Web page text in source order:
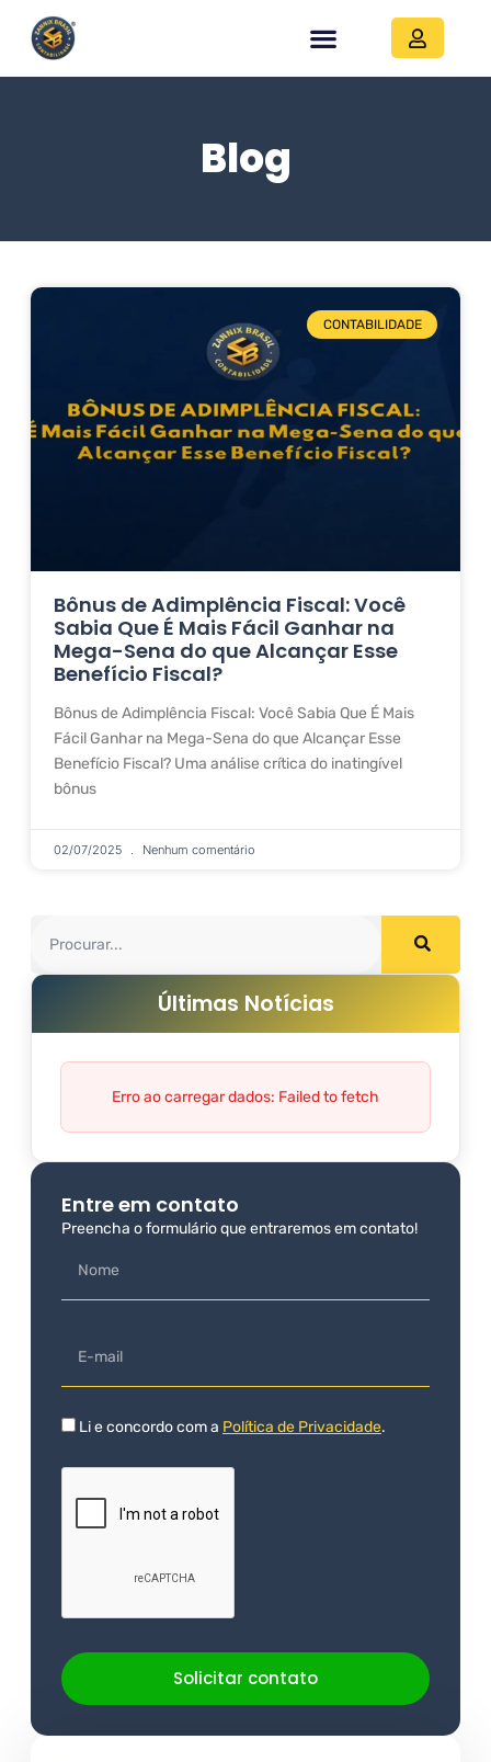
Blog
CONTABILIDADE
Bônus de Adimplência Fiscal: Você
Sabia Que É Mais Fácil Ganhar na
Mega-Sena do que Alcançar Esse
Benefício Fiscal?
Bônus de Adimplência Fiscal: Você Sabia Que É Mais
Fácil Ganhar na Mega-Sena do que Alcançar Esse
Benefício Fiscal? Uma análise crítica do inatingível
bônus
02/07/2025 Nenhum comentário
Últimas Notícias
Erro ao carregar dados: Failed to fetch
Entre em contato
Preencha o formulário que entraremos em contato!
Li e concordo com a Política de Privacidade.
Solicitar contato